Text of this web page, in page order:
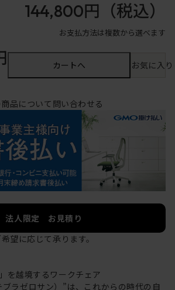
144,800円 （税込）
お支払方法は複数から選べます
カートへ お気に入
品について問い合わせる
法人限定 お見積り
希望に応じて承ります。
を越境するワークチェア
ラゼロサン）”は、これからの時代の自